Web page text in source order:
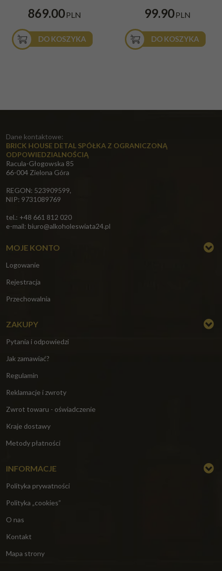
869.00PLN
DO KOSZYKA
99.90PLN
DO KOSZYKA
Dane kontaktowe:
BRICK HOUSE DETAL SPÓŁKA Z OGRANICZONĄ
ODPOWIEDZIALNOŚCIĄ
Racula-Głogowska 85
66-004 Zielona Góra
REGON: 523909599,
NIP: 9731089769
tel.: +48 661 812 020
e-mail: biuro@alkoholeswiata24.pl
MOJE KONTO
Logowanie
Rejestracja
Przechowalnia
ZAKUPY
Pytania i odpowiedzi
Jak zamawiać?
Regulamin
Reklamacje i zwroty
Zwrot towaru - oświadczenie
Kraje dostawy
Metody płatności
INFORMACJE
Polityka prywatności
Polityka „cookies”
O nas
Kontakt
Mapa strony